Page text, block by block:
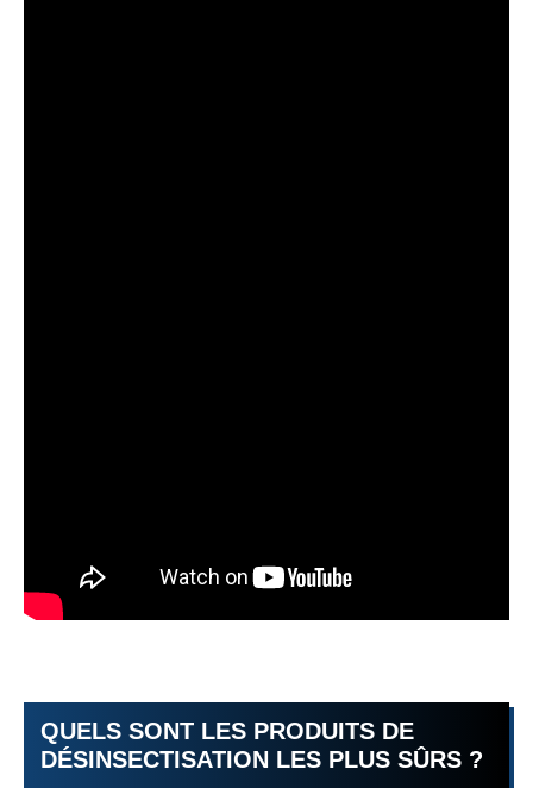
QUELS SONT LES PRODUITS DE
DÉSINSECTISATION LES PLUS SÛRS ?